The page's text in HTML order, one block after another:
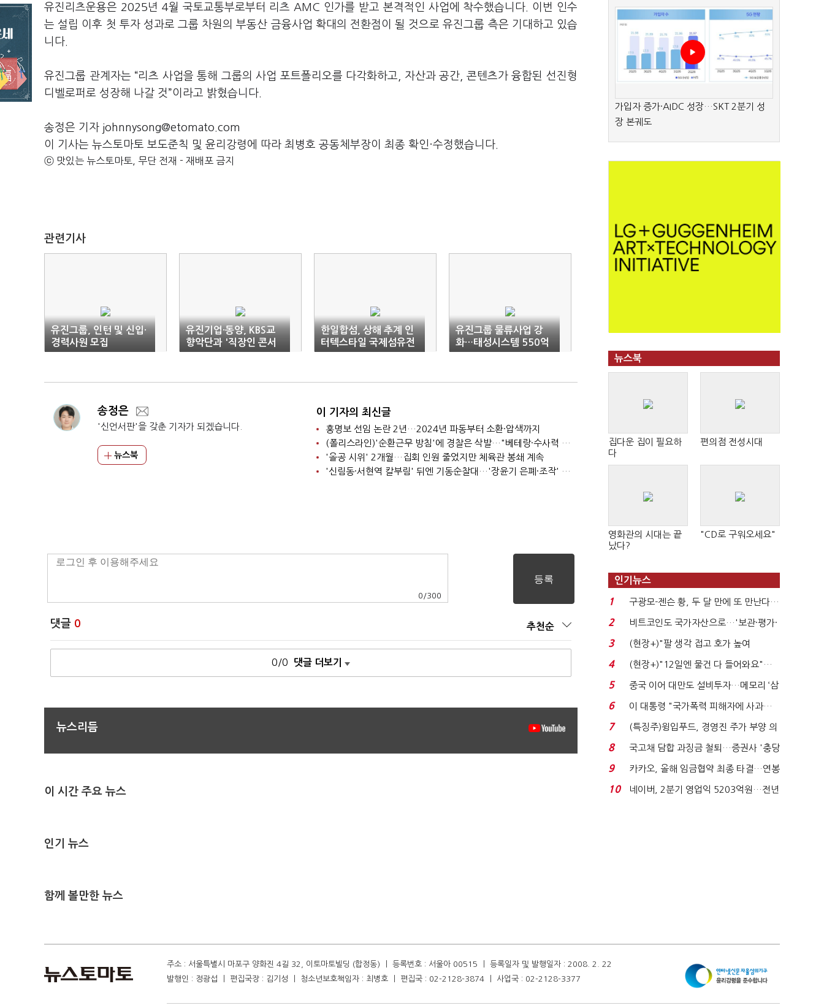
유진리츠운용은 2025년 4월 국토교통부로부터 리츠 AMC 인가를 받고 본격적인 사업에 착수했습니다. 이번 인수
는 설립 이후 첫 투자 성과로 그룹 차원의 부동산 금융사업 확대의 전환점이 될 것으로 유진그룹 측은 기대하고 있습
니다.
유진그룹 관계자는 “리츠 사업을 통해 그룹의 사업 포트폴리오를 다각화하고, 자산과 공간, 콘텐츠가 융합된 선진형
디벨로퍼로 성장해 나갈 것”이라고 밝혔습니다.
송정은 기자 johnnysong@etomato.com
이 기사는 뉴스토마토 보도준칙 및 윤리강령에 따라 최병호 공동체부장이 최종 확인·수정했습니다.
ⓒ 맛있는 뉴스토마토, 무단 전재 - 재배포 금지
관련기사
유진그룹, 인턴 및 신입·
경력사원 모집
유진기업·동양, KBS교
향악단과 '직장인 콘서
트' 개최
한일합섬, 상해 추계 인
터텍스타일 국제섬유전
참가
유진그룹 물류사업 강
화…태성시스템 550억
원에 인수
송정은
'신언서판'을 갖춘 기자가 되겠습니다.
뉴스북
이 기자의 최신글
홍명보 선임 논란 2년…2024년 파동부터 소환·압색까지
(폴리스라인)'순환근무 방침'에 경찰은 삭발…"베테랑·수사력 보강 먼저"
'올공 시위' 2개월…집회 인원 줄었지만 체육관 봉쇄 계속
'신림동·서현역 칼부림' 뒤엔 기동순찰대…'장윤기 은폐·조작' 후엔 내부비리수사대
0 /300
댓글 0 추천순
0/0 댓글 더보기
뉴스리듬
이 시간 주요 뉴스
인기 뉴스
함께 볼만한 뉴스
가입자 증가·AIDC 성장…SKT 2분기 성
장 본궤도
뉴스북
집다운 집이 필요하
다
편의점 전성시대
영화관의 시대는 끝
났다?
"CD로 구워오세요"
인기뉴스
1
구광모-젠슨 황, 두 달 만에 또 만난다…
로봇·AI 등 논...
2
비트코인도 국가자산으로…'보관·평가·
처분' 기준은 ...
3
(현장+)"팔 생각 접고 호가 높여
요"…'덜 똘똘한 한 채' 20...
4
(현장+)"12일엔 물건 다 들어와요"…
빈 매대 채우며 문 연 ...
5
중국 이어 대만도 설비투자…메모리 ‘삼
국전쟁’
6
이 대통령 "국가폭력 피해자에 사과…
적극적 조사로 진...
7
(특징주)윙입푸드, 경영진 주가 부양 의
지에 상한가...
8
국고채 담합 과징금 철퇴…증권사 '충당
금 폭탄' 우려...
9
카카오, 올해 임금협약 최종 타결…연봉
6.3% 인상·격려...
10
네이버, 2분기 영업익 5203억원…전년
주소 : 서울특별시 마포구 양화진 4길 32, 이토마토빌딩 (합정동) ㅣ 등록번호 : 서울아 00515 ㅣ 등록일자 및 발행일자 : 2008. 2. 22
발행인 : 정광섭 ㅣ 편집국장 : 김기성 ㅣ 청소년보호책임자 : 최병호 ㅣ 편집국 : 02-2128-3874 ㅣ 사업국 : 02-2128-3377